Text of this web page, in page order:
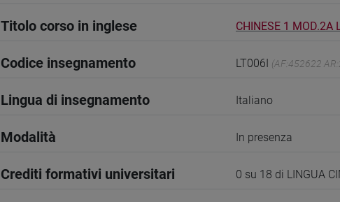
Titolo corso in inglese CHINESE 1 MOD.2A
Codice insegnamento LT006I (AF:452622
Lingua di insegnamento Italiano
Modalità In presenza
Crediti formativi universitari 0 su 18 di LINGUA